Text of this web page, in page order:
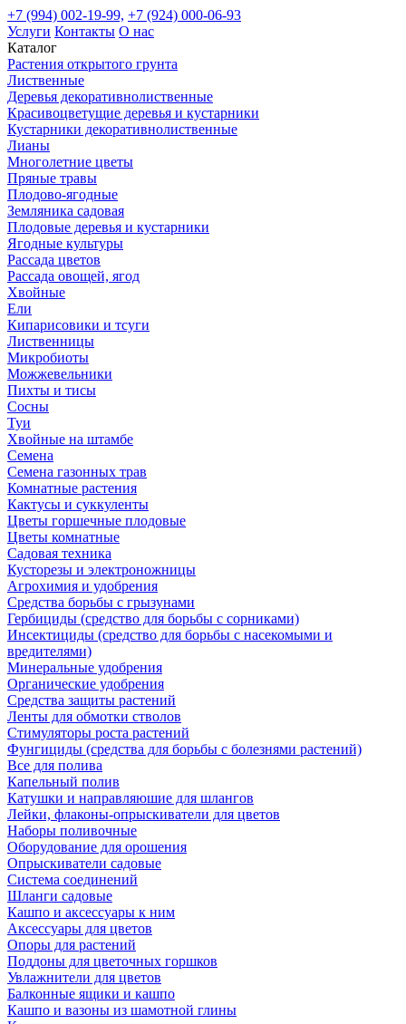
+7 (994) 002-19-99, +7 (924) 000-06-93
Услуги Контакты О нас
Каталог
Растения открытого грунта
Лиственные
Деревья декоративнолиственные
Красивоцветущие деревья и кустарники
Кустарники декоративнолиственные
Лианы
Многолетние цветы
Пряные травы
Плодово-ягодные
Земляника садовая
Плодовые деревья и кустарники
Ягодные культуры
Рассада цветов
Рассада овощей, ягод
Хвойные
Ели
Кипарисовики и тсуги
Лиственницы
Микробиоты
Можжевельники
Пихты и тисы
Сосны
Туи
Хвойные на штамбе
Семена
Семена газонных трав
Комнатные растения
Кактусы и суккуленты
Цветы горшечные плодовые
Цветы комнатные
Садовая техника
Кусторезы и электроножницы
Агрохимия и удобрения
Средства борьбы с грызунами
Гербициды (средство для борьбы с сорниками)
Инсектициды (средство для борьбы с насекомыми и
вредителями)
Минеральные удобрения
Органические удобрения
Средства защиты растений
Ленты для обмотки стволов
Стимуляторы роста растений
Фунгициды (средства для борьбы с болезнями растений)
Все для полива
Капельный полив
Катушки и направляюшие для шлангов
Лейки, флаконы-опрыскиватели для цветов
Наборы поливочные
Оборудование для орошения
Опрыскиватели садовые
Система соединений
Шланги садовые
Кашпо и аксессуары к ним
Аксессуары для цветов
Опоры для растений
Поддоны для цветочных горшков
Увлажнители для цветов
Балконные ящики и кашпо
Кашпо и вазоны из шамотной глины